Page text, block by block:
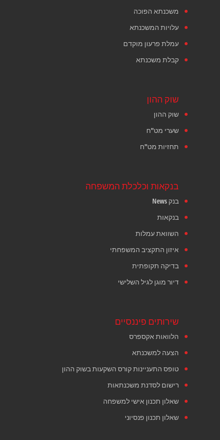
משכנתא הפוכה
עלויות המשכנתא
עמלת פרעון מוקדם
קבלת משכנתא
שוק ההון
שוק ההון
שערי מט"ח
תחזיות מט"ח
בנקאות וכלכלת המשפחה
בנק News
בנקאות
השוואת עמלות
איזון התקציב המשפחתי
בדיקה תקופתית
דיור מוגן לגיל השלישי
שירותים פיננסיים
הלוואות אקספרס
הצעה למשכנתא
טופס התעניינות קורס השקעות בשוק ההון
רישום לסדנת משכנתאות
שאלון תכנון אישי למשפחה
שאלון תכנון פנסיוני